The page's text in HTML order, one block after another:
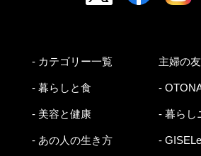
- カテゴリー一覧
- 暮らしと食
- 美容と健康
- あの人の生き方
主婦の
-
- 暮らし
- GISELe